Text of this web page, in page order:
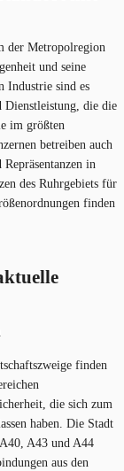
der Metropolregion
und seine
Industrie sind es
Dienstleistung, die die
im größten
betreiben auch
in
des Ruhrgebiets für
finden
finden
die sich zum
haben. Die Stadt
A43 und A44
aus den